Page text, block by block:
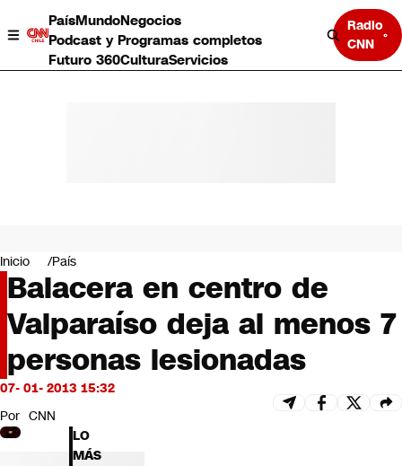
PaísMundoNegocios
Podcast y Programas completos
Futuro 360CulturaServicios
Radio
CNN
Negocios
Deportes
Programas completos
Cultura
Servicios
Bits
CNN tiempo
Futuro 360
Opinión
Inicio País
Balacera en centro de
Valparaíso deja al menos 7
personas lesionadas
07- 01- 2013 15:32
Por CNN
LO
MÁS